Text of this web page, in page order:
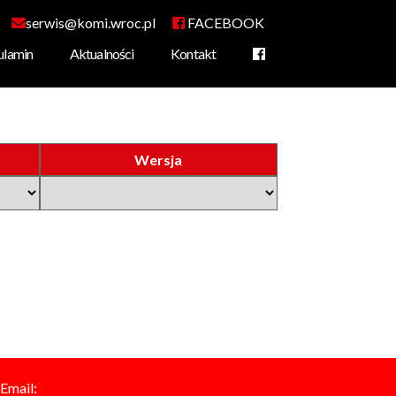
serwis@komi.wroc.pl
FACEBOOK
Aktualności Kontakt
Wersja
Email: